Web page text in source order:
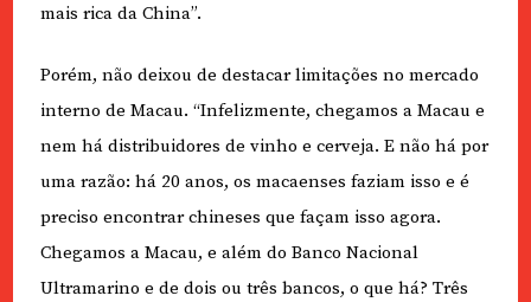
mais rica da China”.
Porém, não deixou de destacar limitações no mercado
interno de Macau. “Infelizmente, chegamos a Macau e
nem há distribuidores de vinho e cerveja. E não há por
uma razão: há 20 anos, os macaenses faziam isso e é
preciso encontrar chineses que façam isso agora.
Chegamos a Macau, e além do Banco Nacional
Ultramarino e de dois ou três bancos, o que há? Três